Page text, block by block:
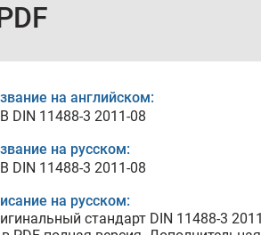
на английском:
DIN 11488-3 2011-08
на русском:
DIN 11488-3 2011-08
на русском:
стандарт DIN 11488-3